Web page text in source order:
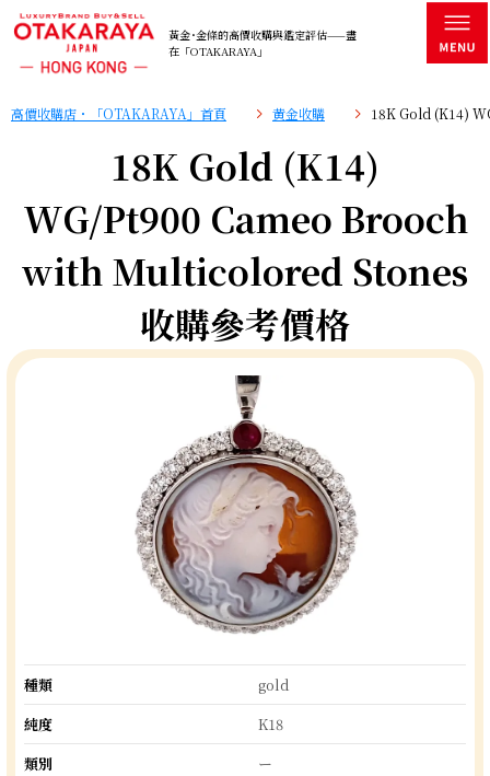
黃金･金條的高價收購與鑑定評估——盡
在「OTAKARAYA」
高價收購店・「OTAKARAYA」首頁 黄金收購 18K Gold (K14)
18K Gold (K14)
WG/Pt900 Cameo Brooch
with Multicolored Stones
收購參考價格
種類
gold
純度
K18
類別
ー